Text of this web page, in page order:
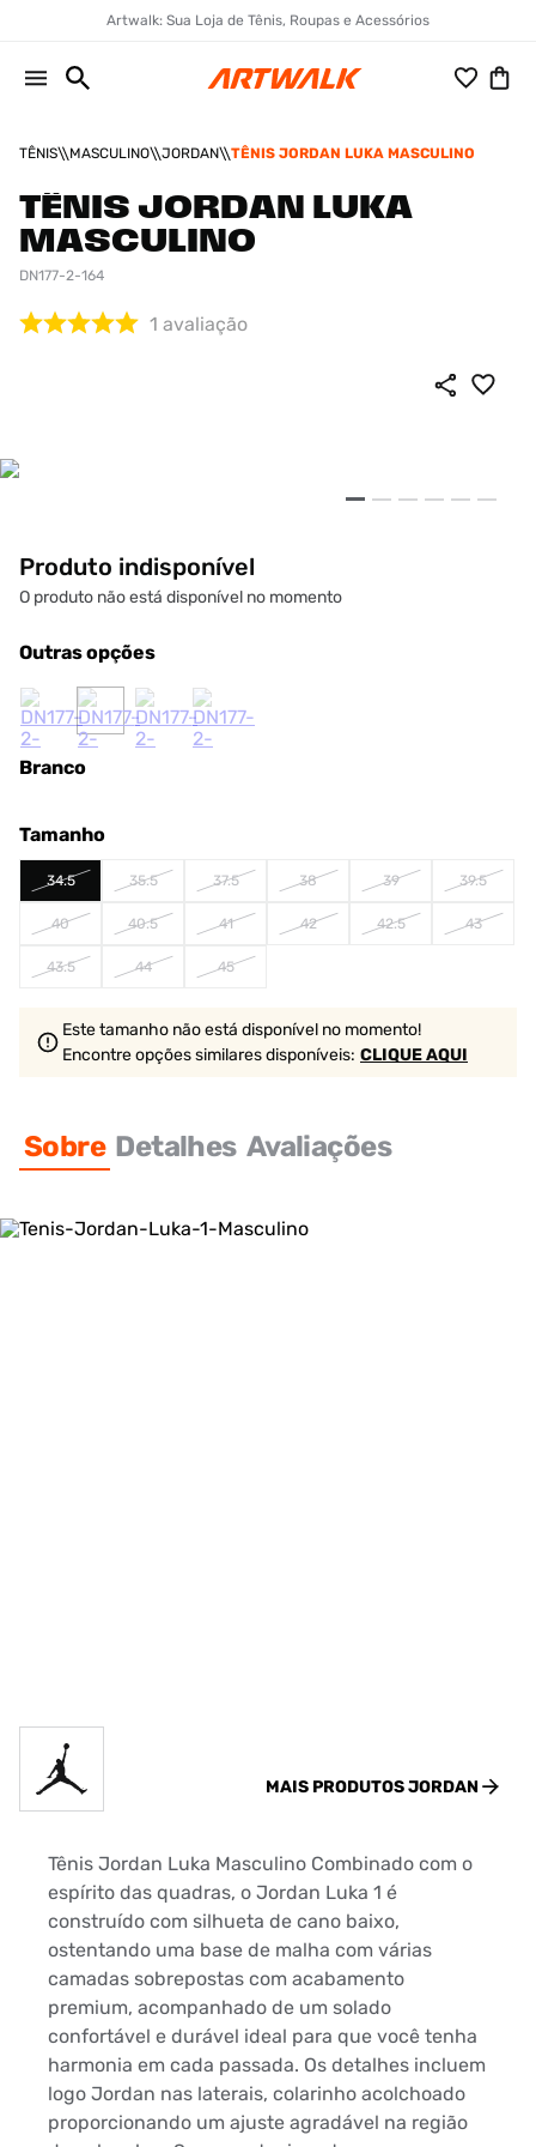
Artwalk: Sua Loja de Tênis, Roupas e Acessórios
TÊNIS MASCULINO JORDAN TÊNIS JORDAN LUKA MASCULINO
TÊNIS JORDAN LUKA
MASCULINO
DN177-2-164
1 avaliação
Produto indisponível
O produto não está disponível no momento
Outras opções
Branco
Tamanho
34.5 35.5 37.5 38 39 39.5
40 40.5 41 42 42.5 43
43.5 44 45
Este tamanho não está disponível no momento!
Encontre opções similaresdisponíveis: CLIQUE AQUI
Sobre Detalhes Avaliações
MAIS PRODUTOSJORDAN
Tênis Jordan Luka Masculino Combinado com o
espírito das quadras, o Jordan Luka 1 é
construído com silhueta de cano baixo,
ostentando uma base de malha com várias
camadas sobrepostas com acabamento
premium, acompanhado de um solado
confortável e durável ideal para que você tenha
harmonia em cada passada. Os detalhes incluem
logo Jordan nas laterais, colarinho acolchoado
proporcionando um ajuste agradável na região